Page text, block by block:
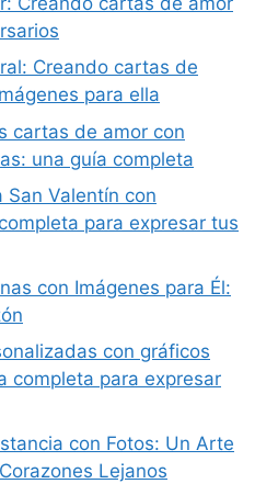
Creando cartas de
para ella
cartas de amor con
una guía completa
San Valentín con
para expresar tus
con Imágenes para Él:
con gráficos
completa para expresar
con Fotos: Un Arte
Lejanos